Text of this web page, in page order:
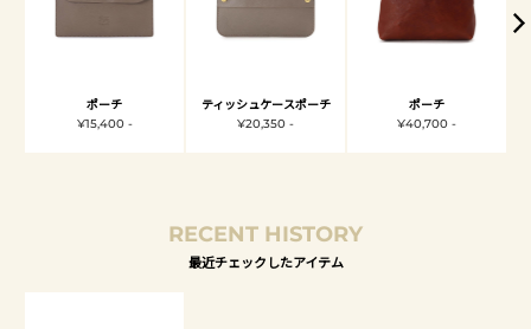
ポーチ
¥15,400 -
ティッシュケースポーチ
¥20,350 -
ポーチ
¥40,700 -
RECENT HISTORY
最近チェックしたアイテム